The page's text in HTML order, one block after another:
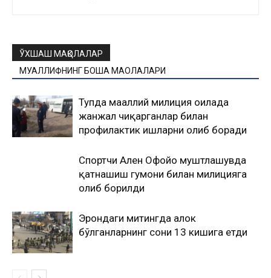
ЎХШАШ МАҚОЛАЛАР
МУАЛЛИФНИНГ БОШҚА МАҚОЛАЛАРИ
Тупда маҳаллий милиция оилада
жанжал чиқарганлар билан
профилактик ишларни олиб боради
Спортчи Ален Офойо муштлашувда
қатнашиш гумони билан милицияга
олиб борилди
Эрондаги митингда ҳалок
бўлганларнинг сони 13 кишига етди